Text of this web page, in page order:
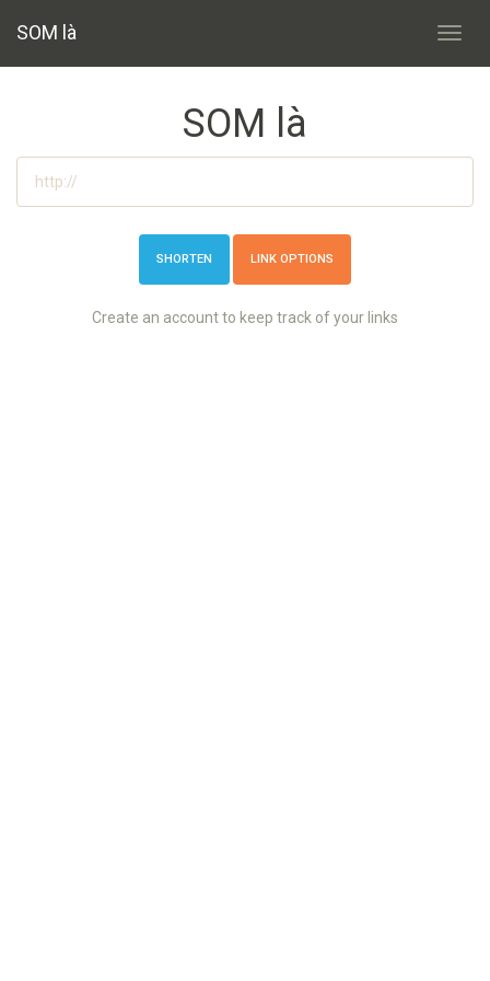
SOM là
SOM là
LINK OPTIONS
Create an account to keep track of your links